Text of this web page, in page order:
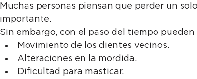
Muchas personas piensan que perder un
importante.
Sin embargo, con el paso del tiempo
Movimiento de los dientes vecinos.
Alteraciones en la mordida.
Dificultad para masticar.